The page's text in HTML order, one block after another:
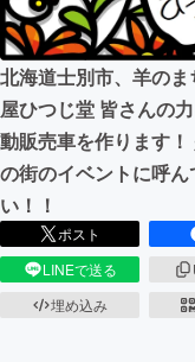
映像・映
ビジネス
まちづく
CAMPFIRE
CAMPFIRE
北海道士別市、羊のま
屋ひつじ堂 皆さんの
動販売車を作ります！
の街のイベントに呼ん
い！！
ポスト
LINEで送る
埋め込み